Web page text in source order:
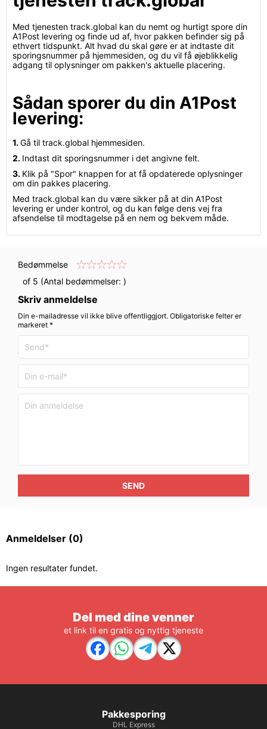
Med tjenesten track.global kan du nemt og hurtigt spore din
A1Post levering og finde ud af, hvor pakken befinder sig på
ethvert tidspunkt. Alt hvad du skal gøre er at indtaste dit
sporingsnummer på hjemmesiden, og du vil få øjeblikkelig
adgang til oplysninger om pakken's aktuelle placering.
Sådan sporer du din A1Post
levering:
1.Gå til track.global hjemmesiden.
2. Indtast dit sporingsnummer i det angivne felt.
3. Klik på "Spor" knappen for at få opdaterede oplysninger
om din pakkes placering.
Med track.global kan du være sikker på at din A1Post
levering er under kontrol, og du kan følge dens vej fra
afsendelse til modtagelse på en nem og bekvem måde.
Bedømmelse
of 5 (Antal bedømmelser: )
Skriv anmeldelse
Din e-mailadresse vil ikke blive offentliggjort. Obligatoriske felter er
markeret *
SEND
Anmeldelser (0)
Ingen resultater fundet.
Del med dine venner
et link til en gratis og nyttig tjeneste
Pakkesporing
DHL Express